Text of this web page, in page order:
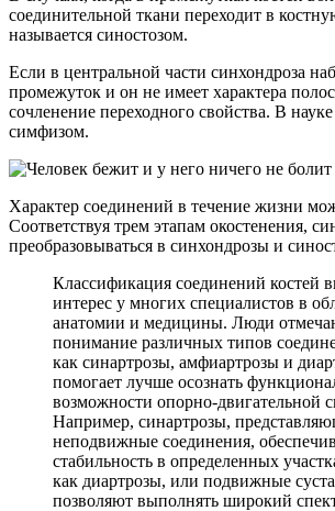
соединительной ткани переходит в
называется синостозом.
Если в центральной части синхондроза
промежуток и он не имеет характера
сочленение переходного свойства. В
симфизом.
Характер соединений в течение жизни
Соответствуя трем этапам окостенения,
преобразовываться в синхондрозы и
Классификация соединений костей
интерес у многих специалистов в
анатомии и медицины. Люди
понимание различных типов
как синартрозы, амфиартрозы и
помогает лучше осознать
возможности опорно-двигательной
Например, синартрозы,
неподвижные соединения,
стабильность в определенных
как диартрозы, или подвижные
позволяют выполнять широкий